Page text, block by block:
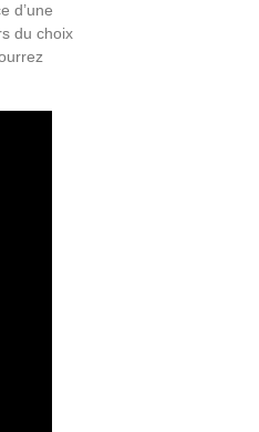
d’une
du choix